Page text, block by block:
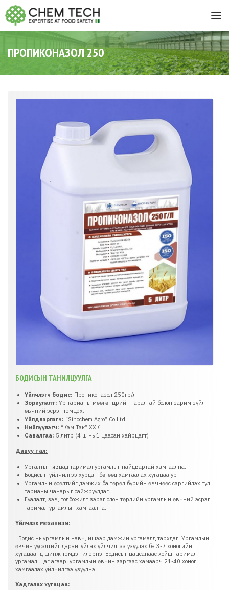
ПРОПИКОНАЗОЛ 250
БОДИСЫН ТАНИЛЦУУЛГА
Үйлчлэгч бодис: Пропиконазол 250гр/л
Зориулалт: Үр тарианы мөөгөнцрийн гаралтай болон зарим зүйл
өвчний эсрэг тэмцэх.
Үйлдвэрлэгч: “Sinochem Agro” Co.Ltd
Нийлүүлэгч: “Кэм Тэк” ХХК
Савалгаа: 5 литр (4 ш нь 1 цаасан хайрцагт)
Давуу тал:
Ургалтын явцад таримал ургамлыг найдвартай хамгаална.
Бодисын үйлчилгээ хурдан бөгөөд хамгаалах хугацаа урт.
Ургамлын өсөлтийг дэмжих ба төрөл бүрийн өвчнөөс сэргийлэх тул
тарианы чанарыг сайжруулдаг.
Гуалалт, зэв, толбожилт зэрэг олон төрлийн ургамлын өвчний эсрэг
таримал ургамлыг хамгаална.
Үйлчлэх механизм:
Бодис нь ургамлын навч, ишээр дамжин ургамалд тархдаг. Ургамлын
өвчин үүсэлтийг дарангуйлах үйлчилгээ үзүүлэх ба 3-7 хоногийн
хугацаанд шинж тэмдэг илэрнэ. Бодисыг цацсанаас хойш таримал
ургамал, цаг агаар, ургамлын өвчин зэргээс хамаарч 21-40 хоног
хамгаалах үйлчилгээ үзүүлнэ.
Хадгалах хугацаа: